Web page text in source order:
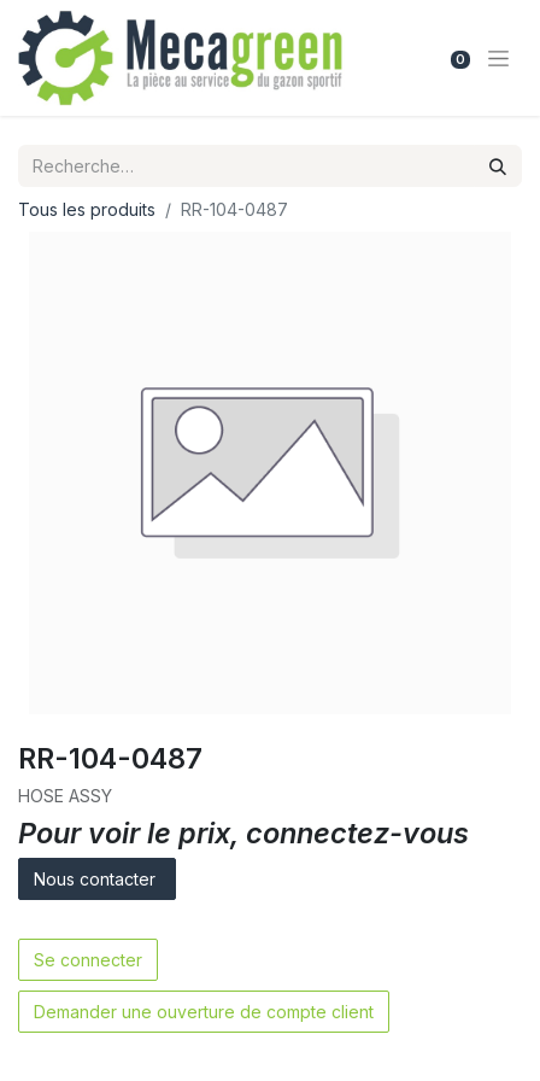
0
Tous les produits RR-104-0487
RR-104-0487
HOSE ASSY
Pour voir le prix, connectez-vous
Nous contacter
Se connecter
Demander une ouverture de compte client